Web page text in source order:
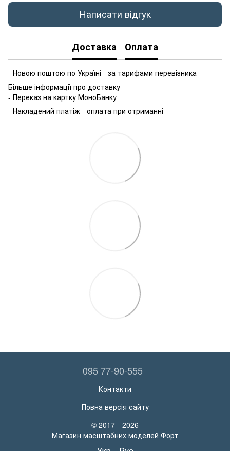
Написати відгук
Доставка Оплата
- Новою поштою по Україні - за тарифами перевізника
Більше інформації про доставку
- Переказ на картку МоноБанку
- Накладений платіж - оплата при отриманні
095 77-90-555
Контакти
Повна версія сайту
© 2017—2026
Магазин масштабних моделей Форт